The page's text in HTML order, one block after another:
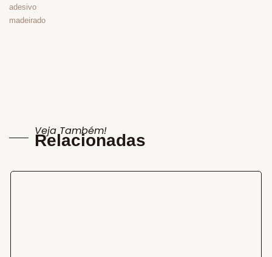
Veja Também!
Relacionadas